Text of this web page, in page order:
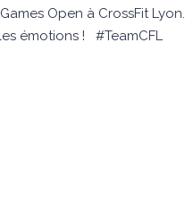
Open à CrossFit Lyon.
émotions ! #TeamCFL